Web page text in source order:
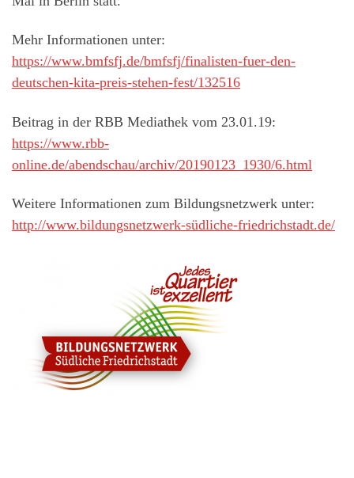
Mehr Informationen unter:
https://www.bmfsfj.de/bmfsfj/finalisten-fuer-den-
deutschen-kita-preis-stehen-fest/132516
Beitrag in der RBB Mediathek vom 23.01.19:
https://www.rbb-
online.de/abendschau/archiv/20190123_1930/6.html
Weitere Informationen zum Bildungsnetzwerk unter:
http://www.bildungsnetzwerk-südliche-friedrichstadt.de/